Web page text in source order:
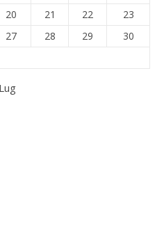
20 21 22
23
27 28 29
30